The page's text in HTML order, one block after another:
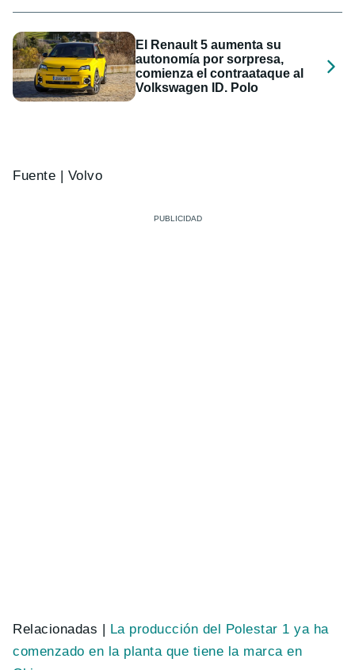
El Renault 5 aumenta su
autonomía por sorpresa,
comienza el contraataque al
Volkswagen ID. Polo
Fuente | Volvo
Relacionadas | La producción del Polestar 1 ya ha
comenzado en la planta que tiene la marca en